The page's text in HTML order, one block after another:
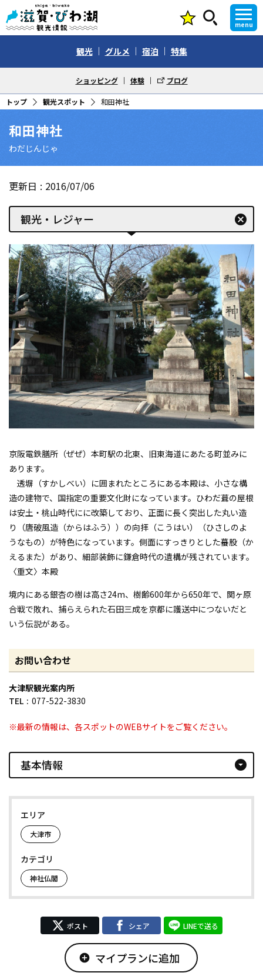
menu
観光 グルメ 宿泊 特集
ショッピング 体験 ブログ
トップ 観光スポット 和田神社
和田神社
わだじんじゃ
更新日 2016/07/06
観光・レジャー cancel
京阪電鉄膳所（ぜぜ）本町駅の北東、旧東海道にあたる町並みに
あります。
透塀（すかしべい）に囲まれたところにある本殿は、小さな構
造の建物で、国指定の重要文化財になっています。ひわだ葺の屋根
は安土・桃山時代にに改築しており、正面に長く突出した丸い造
り（唐破風造（からはふう））の向拝（こうはい）（ひさしのよ
うなもの）が特色になっています。側面にすっきりとした蟇股（か
えるまた）があり、細部装飾に鎌倉時代の遺構が残されています。
〈重文〉本殿
境内にある銀杏の樹は高さ24m、樹齢600年から650年で、関ヶ原
合戦で敗れ、捕らえられた石田三成を京都に護送中につないだと
いう伝説がある。
お問い合わせ
大津駅観光案内所
TEL
077-522-3830
※最新の情報は、各スポットのWEBサイトをご覧ください。
基本情報 arrow_drop_down_circle
エリア
大津市
カテゴリ
神社仏閣
ポスト シェア LINEで送る
add_circle マイプランに追加